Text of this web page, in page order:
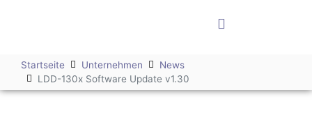
Startseite Unternehmen
News
LDD-130x Software Update v1.30